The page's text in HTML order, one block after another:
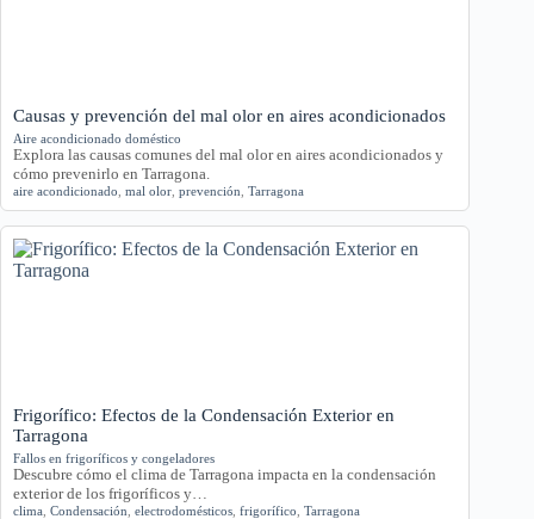
Causas y prevención del mal olor en aires acondicionados
Aire acondicionado doméstico
Explora las causas comunes del mal olor en aires acondicionados y
cómo prevenirlo en Tarragona.
aire acondicionado mal olor prevención Tarragona
Frigorífico: Efectos de la Condensación Exterior en
Tarragona
Fallos en frigoríficos y congeladores
Descubre cómo el clima de Tarragona impacta en la condensación
exterior de los frigoríficos y…
clima Condensación electrodomésticos frigorífico Tarragona